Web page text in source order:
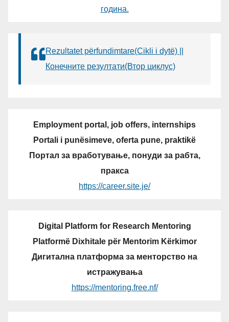
година.
Rezultatet përfundimtare(Cikli i dytë) ||
Конечните резултати(Втор циклус)
Employment portal, job offers, internships
Portali i punësimeve, oferta pune, praktikë
Портал за вработување, понуди за рабта,
пракса
https://career.site.je/
Digital Platform for Research Mentoring
Platformë Dixhitale për Mentorim Kërkimor
Дигитална платформа за менторство на
истражувања
https://mentoring.free.nf/